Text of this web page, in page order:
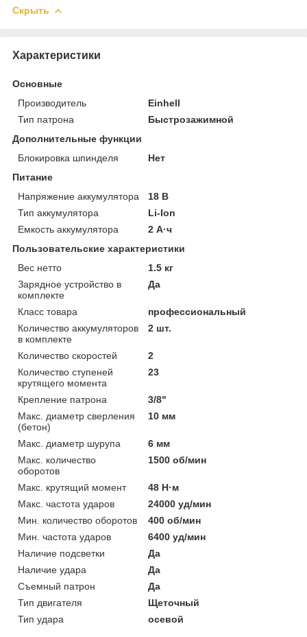
Скрыть
Характеристики
Основные
Производитель
Einhell
Тип патрона
Быстрозажимной
Дополнительные функции
Блокировка шпинделя
Нет
Питание
Напряжение аккумулятора
18 В
Тип аккумулятора
Li-Ion
Емкость аккумулятора
2 А·ч
Пользовательские характеристики
Вес нетто
1.5 кг
Зарядное устройство в
комплекте
Да
Класс товара
профессиональный
Количество аккумуляторов
в комплекте
2 шт.
Количество скоростей
2
Количество ступеней
крутящего момента
23
Крепление патрона
3/8"
Макс. диаметр сверления
(бетон)
10 мм
Макс. диаметр шурупа
6 мм
Макс. количество
оборотов
1500 об/мин
Макс. крутящий момент
48 Н·м
Макс. частота ударов
24000 уд/мин
Мин. количество оборотов
400 об/мин
Мин. частота ударов
6400 уд/мин
Наличие подсветки
Да
Наличие удара
Да
Съемный патрон
Да
Тип двигателя
Щеточный
Тип удара
осевой